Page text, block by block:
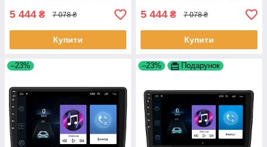
5 444 ₴ 7 078 ₴
Купити
5 444 ₴ 7 078 ₴
Купити
–23% –23% Подарунок